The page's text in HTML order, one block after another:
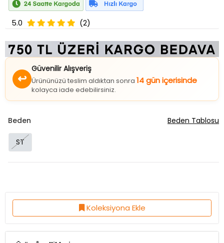
5.0 (2)
↩
Güvenilir Alışveriş
Ürününüzü teslim aldıktan sonra 14 gün içerisinde
kolayca iade edebilirsiniz.
Beden
ST
Beden Tablosu
Koleksiyona Ekle